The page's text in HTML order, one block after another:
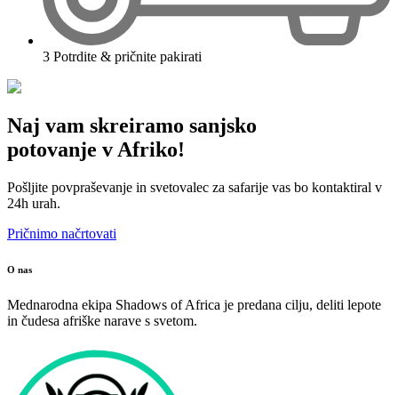
3 Potrdite & pričnite pakirati
Naj vam skreiramo sanjsko
potovanje v Afriko!
Pošljite povpraševanje in svetovalec za safarije vas bo kontaktiral v
24h urah.
Pričnimo načrtovati
O nas
Mednarodna ekipa Shadows of Africa je predana cilju, deliti lepote
in čudesa afriške narave s svetom.